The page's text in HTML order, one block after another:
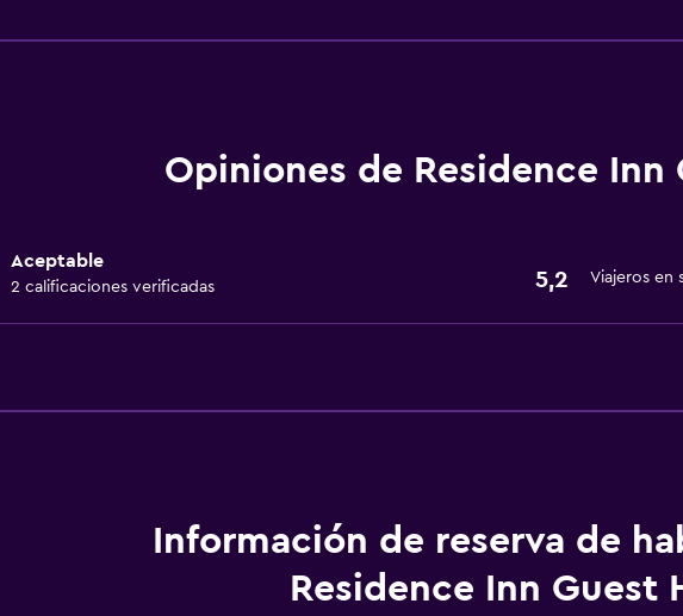
Opiniones de Residence Inn
Aceptable
2 calificaciones verificadas 5,2 Viajeros en
Información de reserva de
Residence Inn Guest